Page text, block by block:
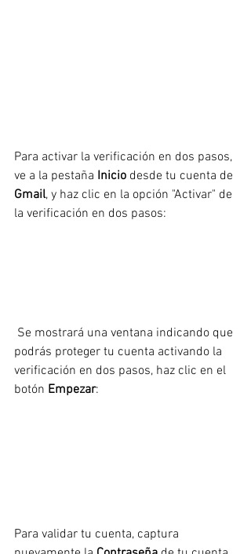
Para activar la verificación en dos pasos,
ve a la pestaña Inicio desde tu cuenta de
Gmail, y haz clic en la opción "Activar" de
la verificación en dos pasos:
podrás proteger tu cuenta activando la
verificación en dos pasos, haz clic en el
botón Empezar:
Para validar tu cuenta, captura